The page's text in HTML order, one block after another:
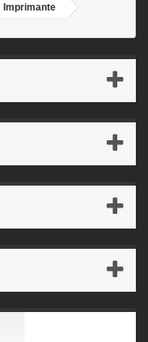
Imprimante